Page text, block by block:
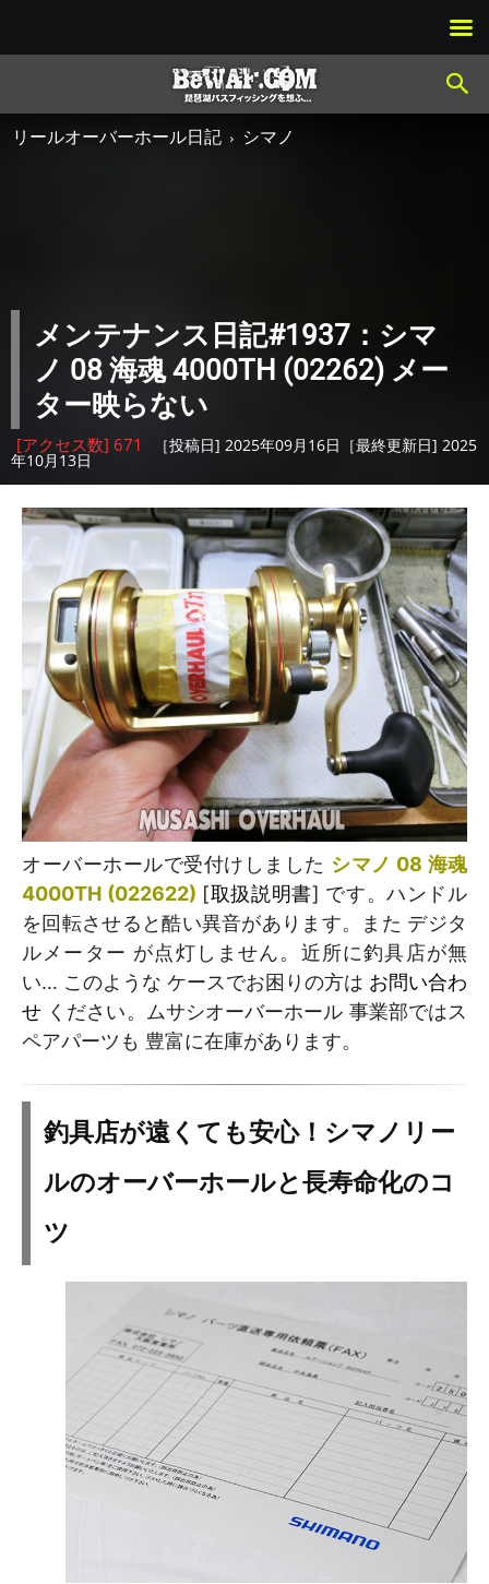
リールオーバーホール日記 シマノ
メンテナンス日記#1937：シマ
ノ 08 海魂 4000TH (02262) メー
ター映らない
[アクセス数] 671 ［投稿日] 2025年09月16日［最終更新日] 2025
年10月13日
オーバーホールで受付けしました シマノ 08 海魂
4000TH (022622) [取扱説明書] です。ハンドル
を回転させると酷い異音があります。また デジタ
ルメーター が点灯しません。近所に釣具店が無
い… このような ケースでお困りの方は お問い合わ
せ ください。ムサシオーバーホール 事業部ではス
ペアパーツも 豊富に在庫があります。
釣具店が遠くても安心！シマノリー
ルのオーバーホールと長寿命化のコ
ツ